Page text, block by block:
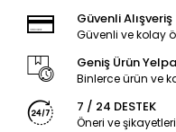
Güvenli Alışveriş
Güvenli ve kolay
Geniş Ürün
Binlerce ürün ve
7 / 24 DESTEK
Öneri ve